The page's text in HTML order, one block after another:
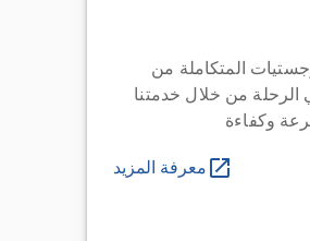
المتكاملة من
من خلال خدمتنا
وكفاءة
معرفة المزيد